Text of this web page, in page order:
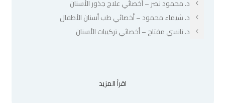
د. محمود نصر – أخصائي علاج جذور الأسنان
د. شيماء محمود – أخصائي طب أسنان الأطفال
د. نانسي مفتاح – أخصائي تركيبات الأسنان
اقرأ المزيد